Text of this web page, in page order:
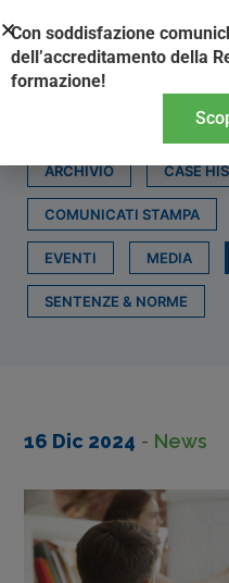
al
contenuto
ARCHIVIO CASE
COMUNICATI STAMPA
EVENTI MEDIA
SENTENZE & NORME
16 Dic 2024 - News
Con soddisfazione
dell’accreditamento della
formazione!